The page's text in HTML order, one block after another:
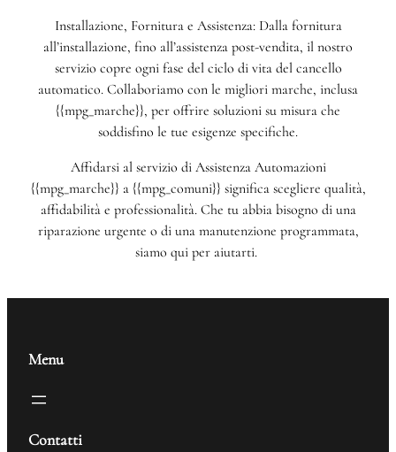
Installazione, Fornitura e Assistenza: Dalla fornitura
all’installazione, fino all’assistenza post-vendita, il nostro
servizio copre ogni fase del ciclo di vita del cancello
automatico. Collaboriamo con le migliori marche, inclusa
{{mpg_marche}}, per offrire soluzioni su misura che
soddisfino le tue esigenze specifiche.
Affidarsi al servizio di Assistenza Automazioni
{{mpg_marche}} a {{mpg_comuni}} significa scegliere qualità,
affidabilità e professionalità. Che tu abbia bisogno di una
riparazione urgente o di una manutenzione programmata,
siamo qui per aiutarti.
Menu
Contatti